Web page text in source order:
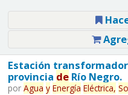
Estación
provincia deRío Negro.
por Agua y Energía Eléctrica,